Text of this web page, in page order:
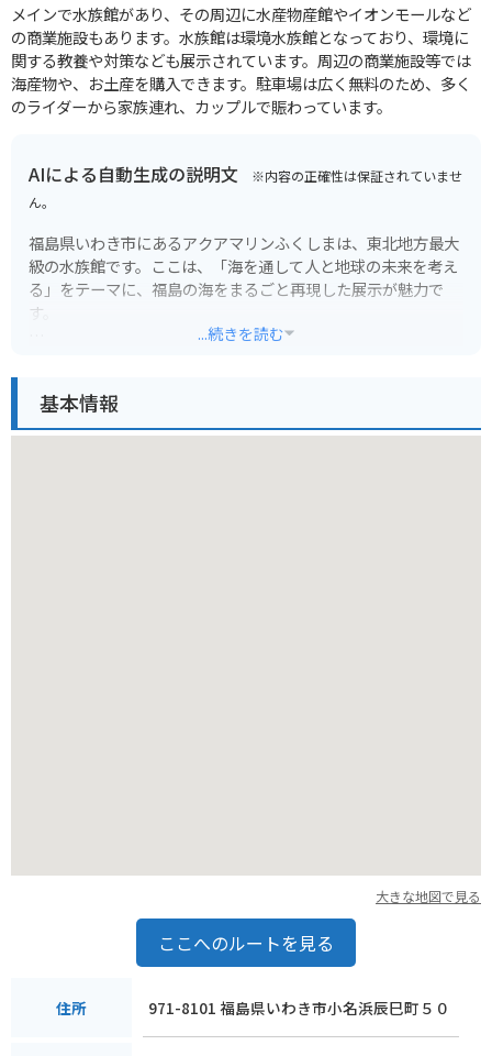
メインで水族館があり、その周辺に水産物産館やイオンモールなど
の商業施設もあります。水族館は環境水族館となっており、環境に
関する教養や対策なども展示されています。周辺の商業施設等では
海産物や、お土産を購入できます。駐車場は広く無料のため、多く
のライダーから家族連れ、カップルで賑わっています。
AIによる自動生成の説明文 ※内容の正確性は保証されていませ
ん。
福島県いわき市にあるアクアマリンふくしまは、東北地方最大
級の水族館です。ここは、「海を通して人と地球の未来を考え
る」をテーマに、福島の海をまるごと再現した展示が魅力で
す。
は、世界最大級の魚であるウバザメの剥製標本や、福島県沖に
生息する様々な生き物たちに出会えます。
...続きを読む
基本情報
大きな地図で見る
ここへのルートを見る
住所 971-8101 福島県いわき市小名浜辰巳町５０